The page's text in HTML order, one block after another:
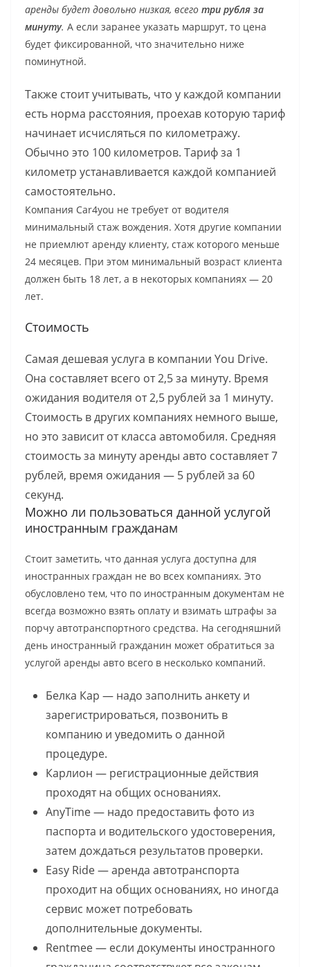
аренды будет довольно низкая, всего три рубля за
минуту. А если заранее указать маршрут, то цена
будет фиксированной, что значительно ниже
поминутной.
Также стоит учитывать, что у каждой компании
есть норма расстояния, проехав которую тариф
начинает исчисляться по километражу.
Обычно это 100 километров. Тариф за 1
километр устанавливается каждой компанией
самостоятельно.
Компания Car4you не требует от водителя
минимальный стаж вождения. Хотя другие компании
не приемлют аренду клиенту, стаж которого меньше
24 месяцев. При этом минимальный возраст клиента
должен быть 18 лет, а в некоторых компаниях — 20
лет.
Стоимость
Самая дешевая услуга в компании You Drive.
Она составляет всего от 2,5 за минуту. Время
ожидания водителя от 2,5 рублей за 1 минуту.
Стоимость в других компаниях немного выше,
но это зависит от класса автомобиля. Средняя
стоимость за минуту аренды авто составляет 7
рублей, время ожидания — 5 рублей за 60
секунд.
Можно ли пользоваться данной услугой
иностранным гражданам
Стоит заметить, что данная услуга доступна для
иностранных граждан не во всех компаниях. Это
обусловлено тем, что по иностранным документам не
всегда возможно взять оплату и взимать штрафы за
порчу автотранспортного средства. На сегодняшний
день иностранный гражданин может обратиться за
услугой аренды авто всего в несколько компаний.
Белка Кар — надо заполнить анкету и
зарегистрироваться, позвонить в
компанию и уведомить о данной
процедуре.
Карлион — регистрационные действия
проходят на общих основаниях.
AnyTime — надо предоставить фото из
паспорта и водительского удостоверения,
затем дождаться результатов проверки.
Easy Ride — аренда автотранспорта
проходит на общих основаниях, но иногда
сервис может потребовать
дополнительные документы.
Rentmee — если документы иностранного